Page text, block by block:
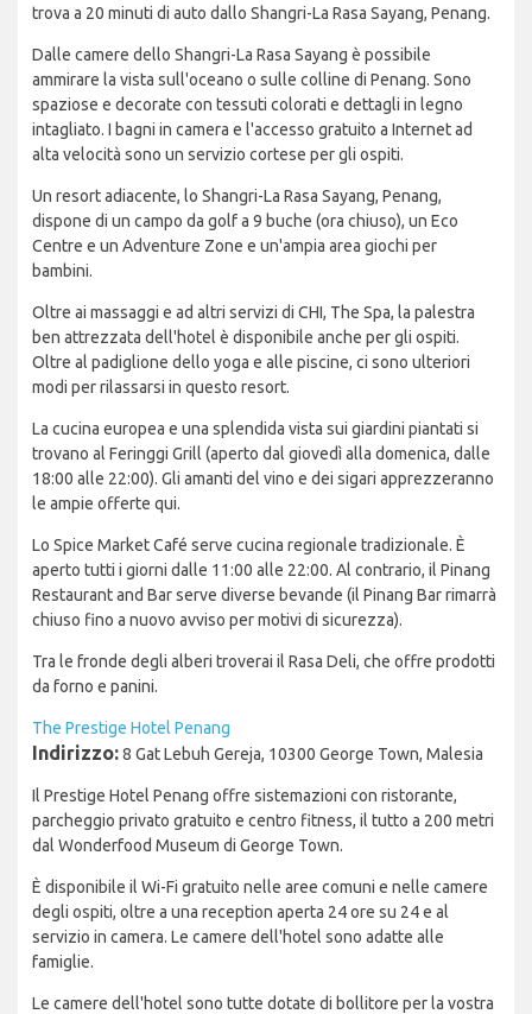
trova a 20 minuti di auto dallo Shangri-La Rasa Sayang, Penang.
Dalle camere dello Shangri-La Rasa Sayang è possibile
ammirare la vista sull'oceano o sulle colline di Penang. Sono
spaziose e decorate con tessuti colorati e dettagli in legno
intagliato. I bagni in camera e l'accesso gratuito a Internet ad
alta velocità sono un servizio cortese per gli ospiti.
Un resort adiacente, lo Shangri-La Rasa Sayang, Penang,
dispone di un campo da golf a 9 buche (ora chiuso), un Eco
Centre e un Adventure Zone e un'ampia area giochi per
bambini.
Oltre ai massaggi e ad altri servizi di CHI, The Spa, la palestra
ben attrezzata dell'hotel è disponibile anche per gli ospiti.
Oltre al padiglione dello yoga e alle piscine, ci sono ulteriori
modi per rilassarsi in questo resort.
La cucina europea e una splendida vista sui giardini piantati si
trovano al Feringgi Grill (aperto dal giovedì alla domenica, dalle
18:00 alle 22:00). Gli amanti del vino e dei sigari apprezzeranno
le ampie offerte qui.
Lo Spice Market Café serve cucina regionale tradizionale. È
aperto tutti i giorni dalle 11:00 alle 22:00. Al contrario, il Pinang
Restaurant and Bar serve diverse bevande (il Pinang Bar rimarrà
chiuso fino a nuovo avviso per motivi di sicurezza).
Tra le fronde degli alberi troverai il Rasa Deli, che offre prodotti
da forno e panini.
The Prestige Hotel Penang
Indirizzo:8 Gat Lebuh Gereja, 10300 George Town, Malesia
Il Prestige Hotel Penang offre sistemazioni con ristorante,
parcheggio privato gratuito e centro fitness, il tutto a 200 metri
dal Wonderfood Museum di George Town.
È disponibile il Wi-Fi gratuito nelle aree comuni e nelle camere
degli ospiti, oltre a una reception aperta 24 ore su 24 e al
servizio in camera. Le camere dell'hotel sono adatte alle
famiglie.
Le camere dell'hotel sono tutte dotate di bollitore per la vostra